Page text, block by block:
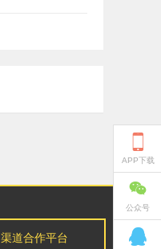
渠道合作平台

APP下载

公众号
